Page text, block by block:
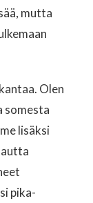
mutta
Olen
somesta
lisäksi
pika-